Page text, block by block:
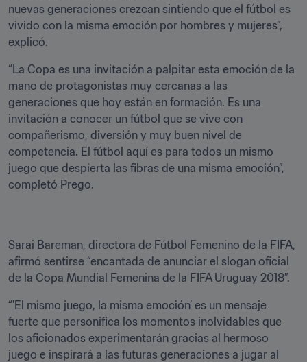
nuevas generaciones crezcan sintiendo que el fútbol es
vivido con la misma emoción por hombres y mujeres”,
explicó.
“La Copa es una invitación a palpitar esta emoción de la
mano de protagonistas muy cercanas a las
generaciones que hoy están en formación. Es una
invitación a conocer un fútbol que se vive con
compañerismo, diversión y muy buen nivel de
competencia. El fútbol aquí es para todos un mismo
juego que despierta las fibras de una misma emoción”,
completó Prego.
Sarai Bareman, directora de Fútbol Femenino de la FIFA,
afirmó sentirse “encantada de anunciar el slogan oficial
de la Copa Mundial Femenina de la FIFA Uruguay 2018”.
“’El mismo juego, la misma emoción’ es un mensaje
fuerte que personifica los momentos inolvidables que
los aficionados experimentarán gracias al hermoso
juego e inspirará a las futuras generaciones a jugar al